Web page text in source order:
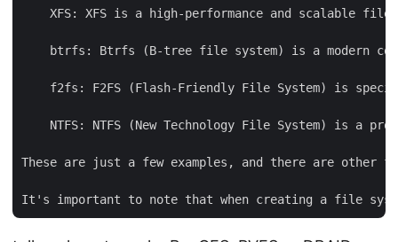
XFS: XFS is a high-performance and scalable
btrfs: Btrfs (B-tree file system) is a modern
f2fs: F2FS (Flash-Friendly File System) is
NTFS: NTFS (New Technology File System) is a
These are just a few examples, and there are